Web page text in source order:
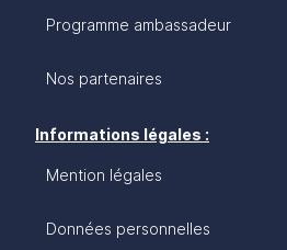
Programme ambassadeur
Nos partenaires
Informations légales :
Mention légales
Données personnelles